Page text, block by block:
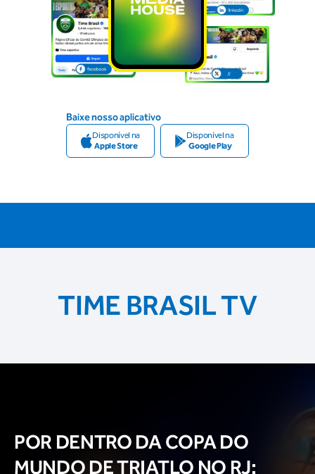
Baixe nosso aplicativo
Disponível na
Apple Store
Disponível na
Google Play
TIME BRASIL TV
POR DENTRO DA COPA DO
MUNDO DE TRIATLO NO RJ: